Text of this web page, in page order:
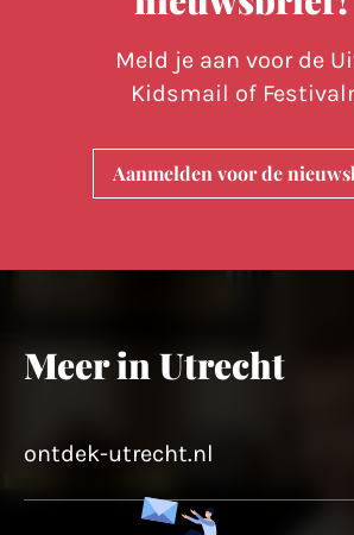
Meld je aan voor de
Kidsmail of
Aanmelden voor de
Meer in Utrecht
ontdek-utrecht.nl